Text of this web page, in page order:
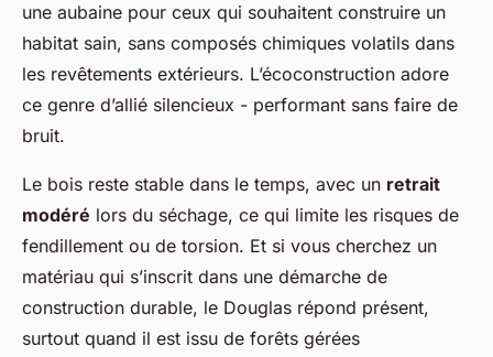
une aubaine pour ceux qui souhaitent construire un
habitat sain, sans composés chimiques volatils dans
les revêtements extérieurs. L’écoconstruction adore
ce genre d’allié silencieux - performant sans faire de
bruit.
Le bois reste stable dans le temps, avec un retrait
modéré lors du séchage, ce qui limite les risques de
fendillement ou de torsion. Et si vous cherchez un
matériau qui s’inscrit dans une démarche de
construction durable, le Douglas répond présent,
surtout quand il est issu de forêts gérées